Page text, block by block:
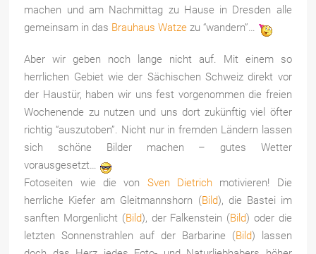
machen und am Nachmittag zu Hause in Dresden alle
gemeinsam in das Brauhaus Watze zu “wandern”…
Aber wir geben noch lange nicht auf. Mit einem so
herrlichen Gebiet wie der Sächischen Schweiz direkt vor
der Haustür, haben wir uns fest vorgenommen die freien
Wochenende zu nutzen und uns dort zukünftig viel öfter
richtig “auszutoben”. Nicht nur in fremden Ländern lassen
sich schöne Bilder machen – gutes Wetter
vorausgesetzt…
Fotoseiten wie die von Sven Dietrichmotivieren! Die
herrliche Kiefer am Gleitmannshorn (Bild), die Bastei im
sanften Morgenlicht (Bild), der Falkenstein (Bild) oder die
letzten Sonnenstrahlen auf der Barbarine (Bild) lassen